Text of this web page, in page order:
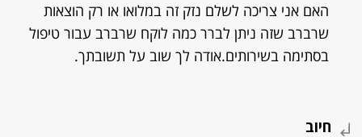
האם אני צריכה לשלם נזק זה במלואו או רק הוצאות
שרברב שזה ניתן לברר כמה לוקח שרברב עבור טיפול
בסתימה בשירותים.אודה לך שוב על תשובתך.
חיוב